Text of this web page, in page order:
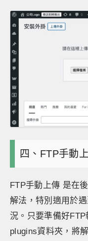
四、FTP手動
FTP手動上傳 是在
解法，特別適用於
況。只要準備好
plugins資料夾，將